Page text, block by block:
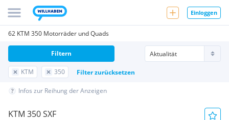
Einloggen
62 KTM 350 Motorräder und Quads
KTM 350 Filter zurücksetzen
Filtern
Infos zur Reihung der Anzeigen
KTM 350 SXF